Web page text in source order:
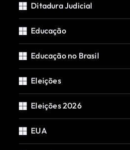
Ditadura Judicial
Educação
Educação no Brasil
Eleições
Eleições 2026
EUA